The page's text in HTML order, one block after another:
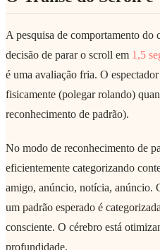
A pesquisa de comportamento do
decisão de parar o scroll em 1,5
é uma avaliação fria. O
fisicamente (polegar rolando)
reconhecimento de padrão).
No modo de reconhecimento de
eficientemente categorizando
amigo, anúncio, notícia, anúncio.
um padrão esperado é
consciente. O cérebro está
profundidade.